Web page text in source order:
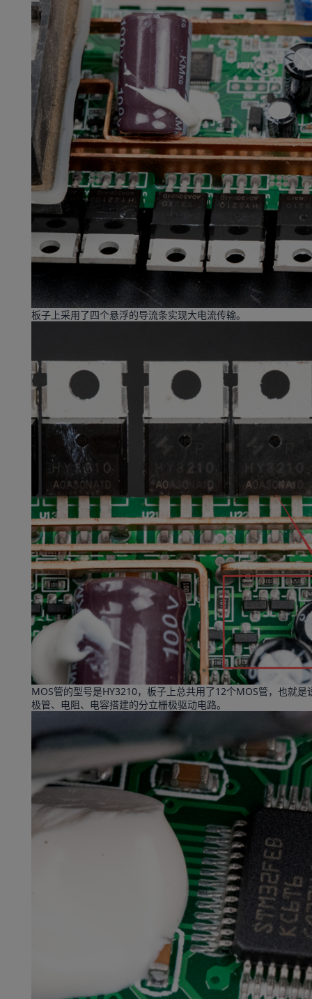
板子上采用了四个悬浮的导流条实现大电流传输。
MOS管的型号是HY3210，板子上总共用了12个MOS管，也就
极管、电阻、电容搭建的分立栅极驱动电路。